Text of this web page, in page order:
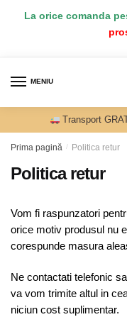
La orice comanda
MENIU
Transport
Prima pagină / Politica retur
Politica retur
Vom fi raspunzatori
orice motiv produsul nu
corespunde masura
Ne contactati telefonic
va vom trimite altul in
niciun cost suplimentar.